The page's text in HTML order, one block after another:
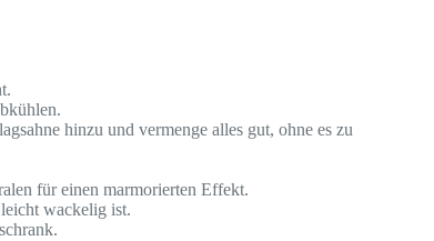
hinzu und vermenge alles gut, ohne es zu
für einen marmorierten Effekt.
wackelig ist.